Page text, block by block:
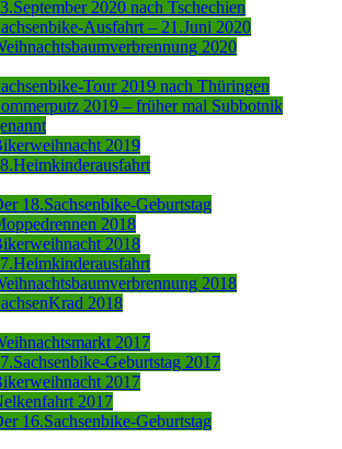
2020 nach Tschechien
Ausfahrt – 21.Juni 2020
2020
Tour 2019 nach Thüringen
2019 – früher mal Subbotnik
2019
18.Sachsenbike-Geburtstag
2018
2018
2018
2018
2017
Geburtstag 2017
2017
2017
16.Sachsenbike-Geburtstag